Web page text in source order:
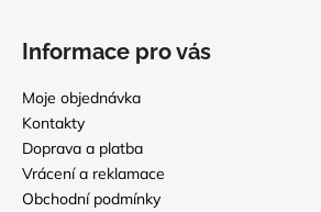
Informace pro vás
Moje objednávka
Kontakty
Doprava a platba
Vrácení a reklamace
Obchodní podmínky